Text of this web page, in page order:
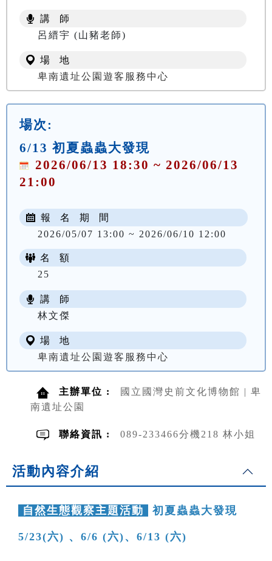
講 師
呂縉宇 (山豬老師)
場 地
卑南遺址公園遊客服務中心
場次:
6/13 初夏蟲蟲大發現
2026/06/13 18:30 ~ 2026/06/13
21:00
報 名 期 間
2026/05/07 13:00 ~ 2026/06/10 12:00
名 額
25
講 師
林文傑
場 地
卑南遺址公園遊客服務中心
主辦單位 :
國立國灣史前文化博物館 | 卑
南遺址公園
聯絡資訊 : 089-233466分機218 林小姐
活動內容介紹
自然生態觀察主題活動 初夏蟲蟲大發現
5/23(六) 、6/6 (六)、6/13 (六)